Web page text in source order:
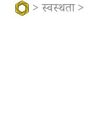
>स्वस्थता>